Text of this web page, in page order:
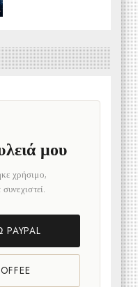
μου
χρήσιμο,